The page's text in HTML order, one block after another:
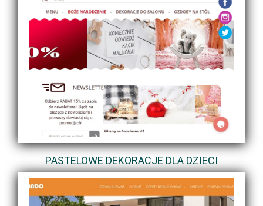
PASTELOWE DEKORACJE DLA DZIECI